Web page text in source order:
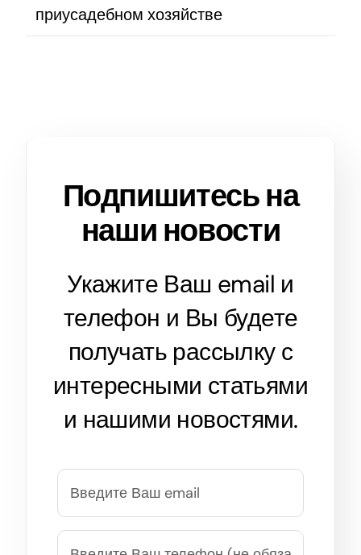
приусадебном хозяйстве
Подпишитесь на
наши новости
Укажите Ваш email и
телефон и Вы будете
получать рассылку с
интересными статьями
и нашими новостями.